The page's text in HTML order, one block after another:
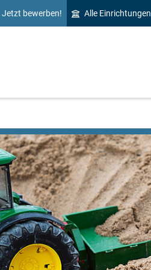
Jetzt bewerben! Alle Einrichtungen